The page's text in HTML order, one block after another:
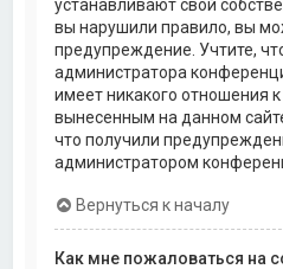
устанавливают свой
вы нарушили правило, вы
предупреждение. Учтите,
администратора
имеет никакого отношения
вынесенным на данном
что получили
администратором
Вернуться к началу
Как мне пожаловаться на